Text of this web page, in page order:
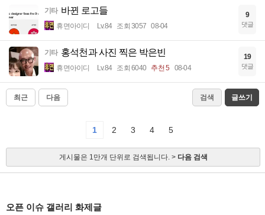
기타 바뀐 로고들
휴면아이디 Lv.84 조회 3057 08-04
9
댓글
기타 홍석천과 사진 찍은 박은빈
휴면아이디 Lv.84 조회 6040 추천 5 08-04
19
댓글
최근 다음 검색 글쓰기
1 2 3 4 5
게시물은 1만개 단위로 검색됩니다. > 다음 검색
오픈 이슈 갤러리 화제글